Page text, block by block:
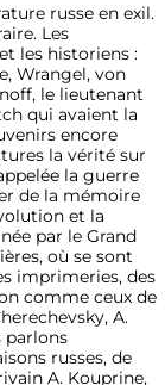
russe en exil.
Les
les historiens :
Wrangel, von
le lieutenant
qui avaient la
encore
la vérité sur
la guerre
de la mémoire
et la
par le Grand
où se sont
imprimeries, des
comme ceux de
A.
parlons
russes, de
A. Kouprine,